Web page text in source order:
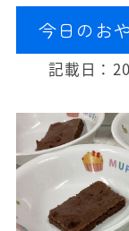
今日のお
記載日：